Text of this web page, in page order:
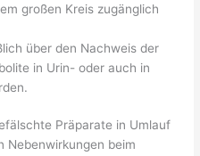
großen Kreis zugänglich
über den Nachweis der
in Urin- oder auch in
Präparate in Umlauf
Nebenwirkungen beim